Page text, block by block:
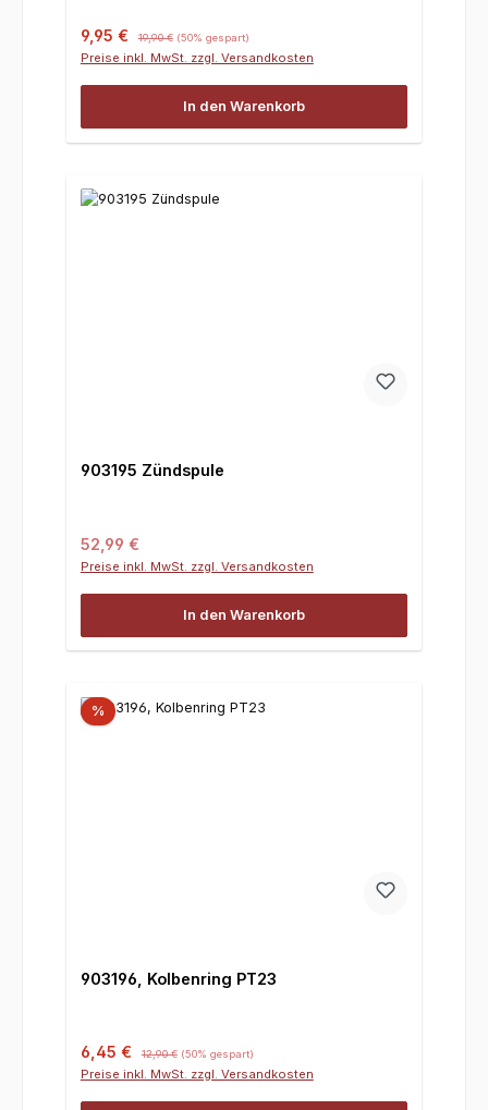
Verkaufspreis:
9,95 € 19,90 € (50% gespart)
Preise inkl. MwSt. zzgl. Versandkosten
In den Warenkorb
903195 Zündspule
Regulärer Preis:
52,99 €
Preise inkl. MwSt. zzgl. Versandkosten
In den Warenkorb
%
903196, Kolbenring PT23
Verkaufspreis:
6,45 € Regulärer Preis:
12,90 € (50% gespart)
Preise inkl. MwSt. zzgl. Versandkosten